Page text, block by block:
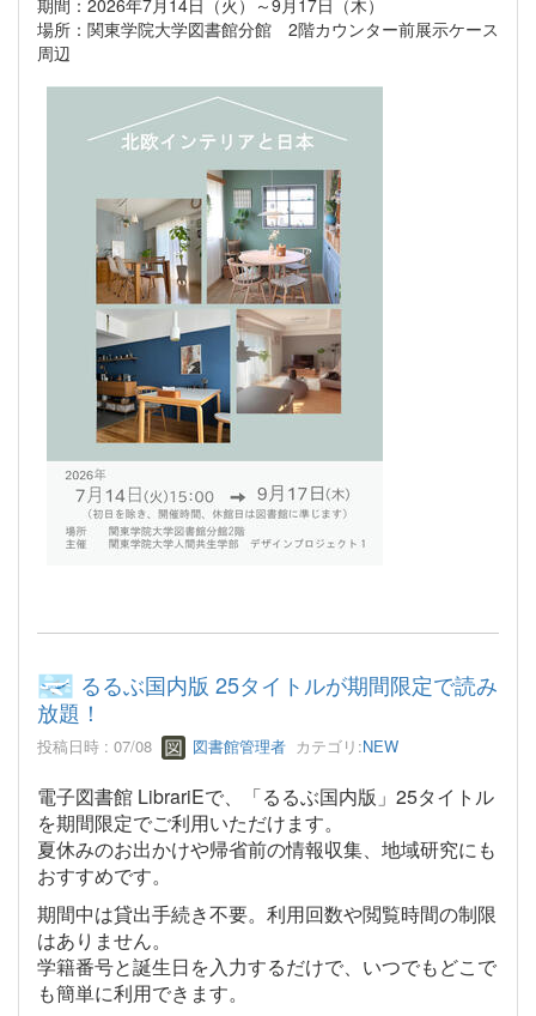
期間：2026年7月14日（火）～9月17日（木）
場所：関東学院大学図書館分館 2階カウンター前展示ケース
周辺
るるぶ国内版 25タイトルが期間限定で読み
放題！
投稿日時 : 07/08 図書館管理者 カテゴリ:NEW
電子図書館 LibrariEで、「るるぶ国内版」25タイトル
を期間限定でご利用いただけます。
夏休みのお出かけや帰省前の情報収集、地域研究にも
おすすめです。
期間中は貸出手続き不要。利用回数や閲覧時間の制限
はありません。
学籍番号と誕生日を入力するだけで、いつでもどこで
も簡単に利用できます。